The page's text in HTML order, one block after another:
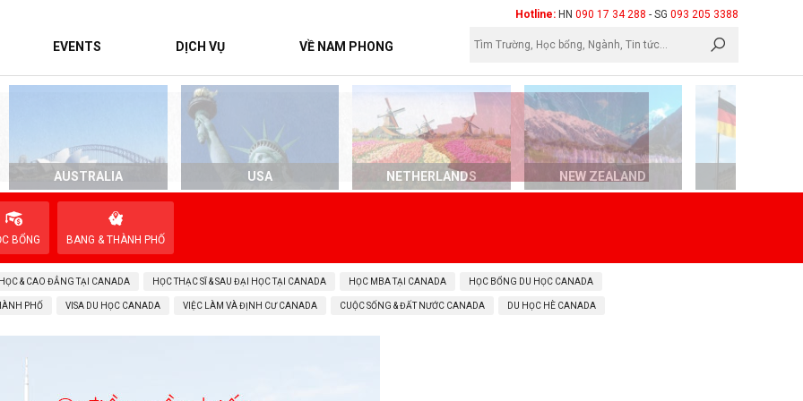
Hotline: HN 090 17 34 288 - SG 093 205 3388
EVENTS DỊCH VỤ VỀ NAM PHONG
AUSTRALIA USA NETHERLANDS NEW ZEALAND
BỔNG BANG & THÀNH PHỐ
& CAO ĐẲNG TẠI CANADA HỌC THẠC SĨ & SAU ĐẠI HỌC TẠI CANADA HỌC MBA TẠI CANADA HỌC BỔNG DU HỌC CANADA
PHỐ VISA DU HỌC CANADA VIỆC LÀM VÀ ĐỊNH CƯ CANADA CUỘC SỐNG & ĐẤT NƯỚC CANADA DU HỌC HÈ CANADA